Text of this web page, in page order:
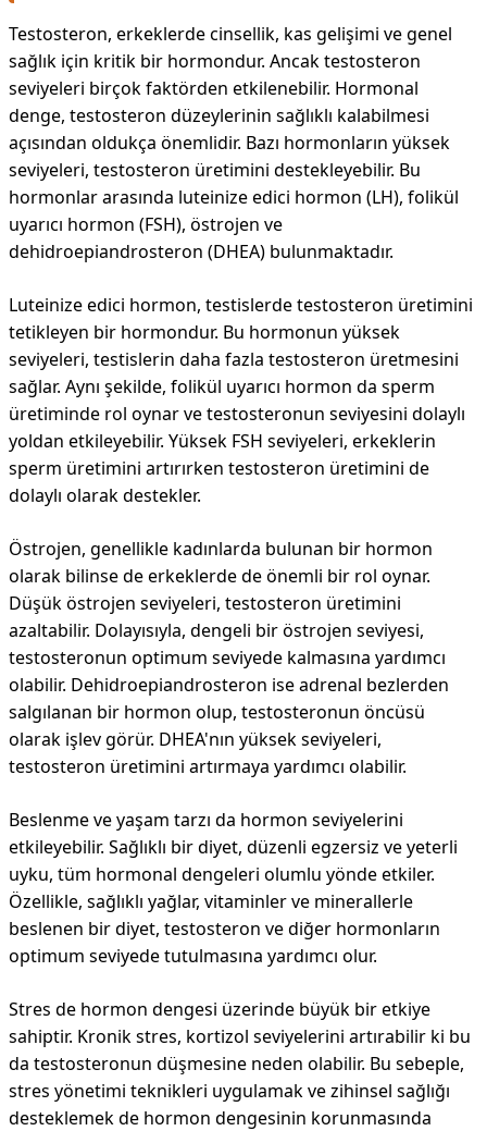
Testosteron, erkeklerde cinsellik, kas gelişimi ve genel
sağlık için kritik bir hormondur. Ancak testosteron
seviyeleri birçok faktörden etkilenebilir. Hormonal
denge, testosteron düzeylerinin sağlıklı kalabilmesi
açısından oldukça önemlidir. Bazı hormonların yüksek
seviyeleri, testosteron üretimini destekleyebilir. Bu
hormonlar arasında luteinize edici hormon (LH), folikül
uyarıcı hormon (FSH), östrojen ve
dehidroepiandrosteron (DHEA) bulunmaktadır.
Luteinize edici hormon, testislerde testosteron üretimini
tetikleyen bir hormondur. Bu hormonun yüksek
seviyeleri, testislerin daha fazla testosteron üretmesini
sağlar. Aynı şekilde, folikül uyarıcı hormon da sperm
üretiminde rol oynar ve testosteronun seviyesini dolaylı
yoldan etkileyebilir. Yüksek FSH seviyeleri, erkeklerin
sperm üretimini artırırken testosteron üretimini de
dolaylı olarak destekler.
Östrojen, genellikle kadınlarda bulunan bir hormon
olarak bilinse de erkeklerde de önemli bir rol oynar.
Düşük östrojen seviyeleri, testosteron üretimini
azaltabilir. Dolayısıyla, dengeli bir östrojen seviyesi,
testosteronun optimum seviyede kalmasına yardımcı
olabilir. Dehidroepiandrosteron ise adrenal bezlerden
salgılanan bir hormon olup, testosteronun öncüsü
olarak işlev görür. DHEA'nın yüksek seviyeleri,
testosteron üretimini artırmaya yardımcı olabilir.
Beslenme ve yaşam tarzı da hormon seviyelerini
etkileyebilir. Sağlıklı bir diyet, düzenli egzersiz ve yeterli
uyku, tüm hormonal dengeleri olumlu yönde etkiler.
Özellikle, sağlıklı yağlar, vitaminler ve minerallerle
beslenen bir diyet, testosteron ve diğer hormonların
optimum seviyede tutulmasına yardımcı olur.
Stres de hormon dengesi üzerinde büyük bir etkiye
sahiptir. Kronik stres, kortizol seviyelerini artırabilir ki bu
da testosteronun düşmesine neden olabilir. Bu sebeple,
stres yönetimi teknikleri uygulamak ve zihinsel sağlığı
desteklemek de hormon dengesinin korunmasında